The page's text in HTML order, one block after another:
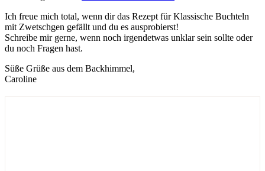
Ich freue mich total, wenn dir das Rezept für Klassische Buchteln
mit Zwetschgen gefällt und du es ausprobierst!
Schreibe mir gerne, wenn noch irgendetwas unklar sein sollte oder
du noch Fragen hast.
Süße Grüße aus dem Backhimmel,
Caroline